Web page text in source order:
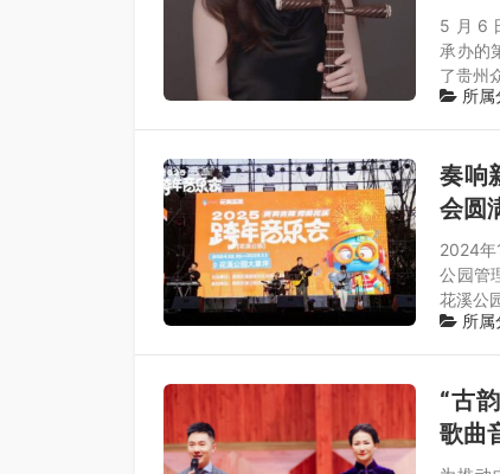
5 月 6
承办的
了贵州
所属
奏响
会圆
2024年
公园管
花溪公
所属
“古
歌曲